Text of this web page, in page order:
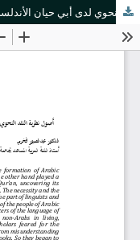
أصول نظرية النقد النحوي لدى أبي حيان الأندلسي(دراسة تطبيقية على تفسير البحر المحيط)